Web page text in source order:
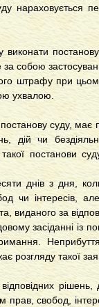
нараховується
собою
штрафу при
ухвалою.
суду, має
дій чи
постанови
днів з дня,
чи інтересів,
виданого за
засіданні із
розгляду такої
прав, свобод,